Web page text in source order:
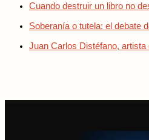
Cuando destruir un libro no
Soberanía o tutela: el debate
Juan Carlos Distéfano, artista